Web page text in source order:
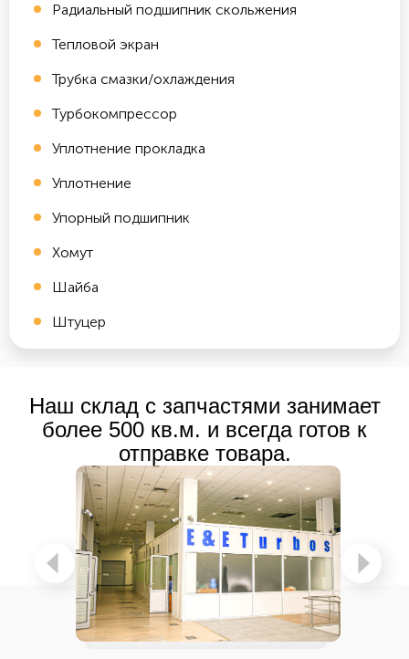
Радиальный подшипник скольжения
Тепловой экран
Трубка смазки/охлаждения
Турбокомпрессор
Уплотнение прокладка
Уплотнение
Упорный подшипник
Хомут
Шайба
Штуцер
Наш склад с запчастями занимает
более 500 кв.м. и всегда готов к
отправке товара.